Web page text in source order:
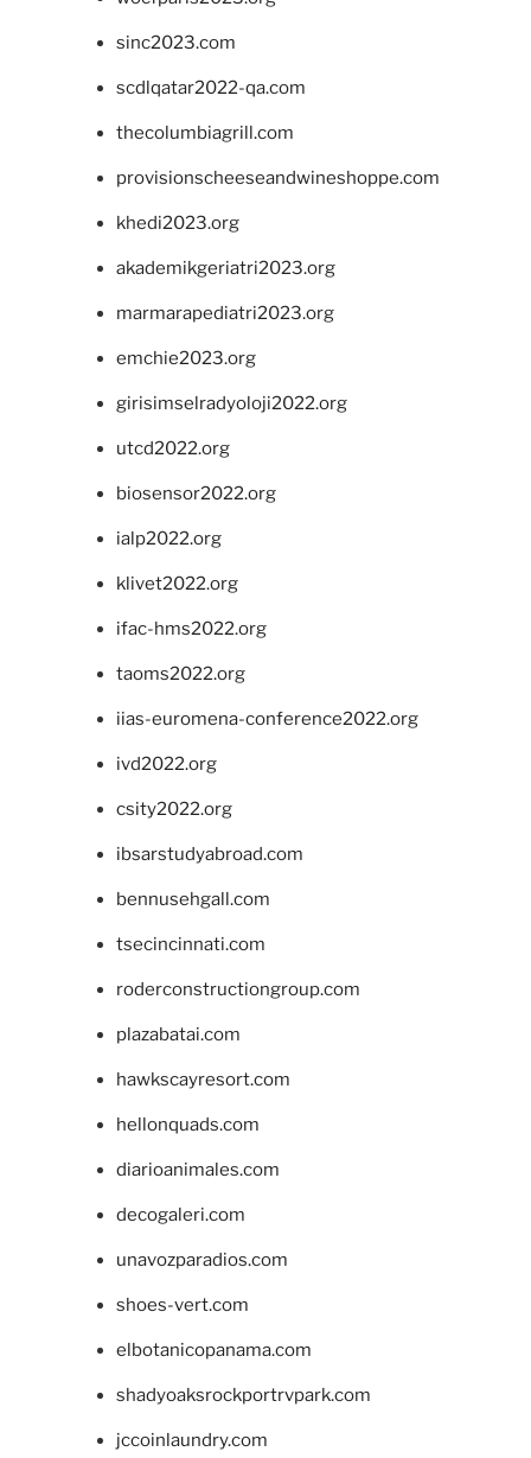
sinc2023.com
scdlqatar2022-qa.com
thecolumbiagrill.com
provisionscheeseandwineshoppe.com
khedi2023.org
akademikgeriatri2023.org
marmarapediatri2023.org
emchie2023.org
girisimselradyoloji2022.org
utcd2022.org
biosensor2022.org
ialp2022.org
klivet2022.org
ifac-hms2022.org
taoms2022.org
iias-euromena-conference2022.org
ivd2022.org
csity2022.org
ibsarstudyabroad.com
bennusehgall.com
tsecincinnati.com
roderconstructiongroup.com
plazabatai.com
hawkscayresort.com
hellonquads.com
diarioanimales.com
decogaleri.com
unavozparadios.com
shoes-vert.com
elbotanicopanama.com
shadyoaksrockportrvpark.com
jccoinlaundry.com